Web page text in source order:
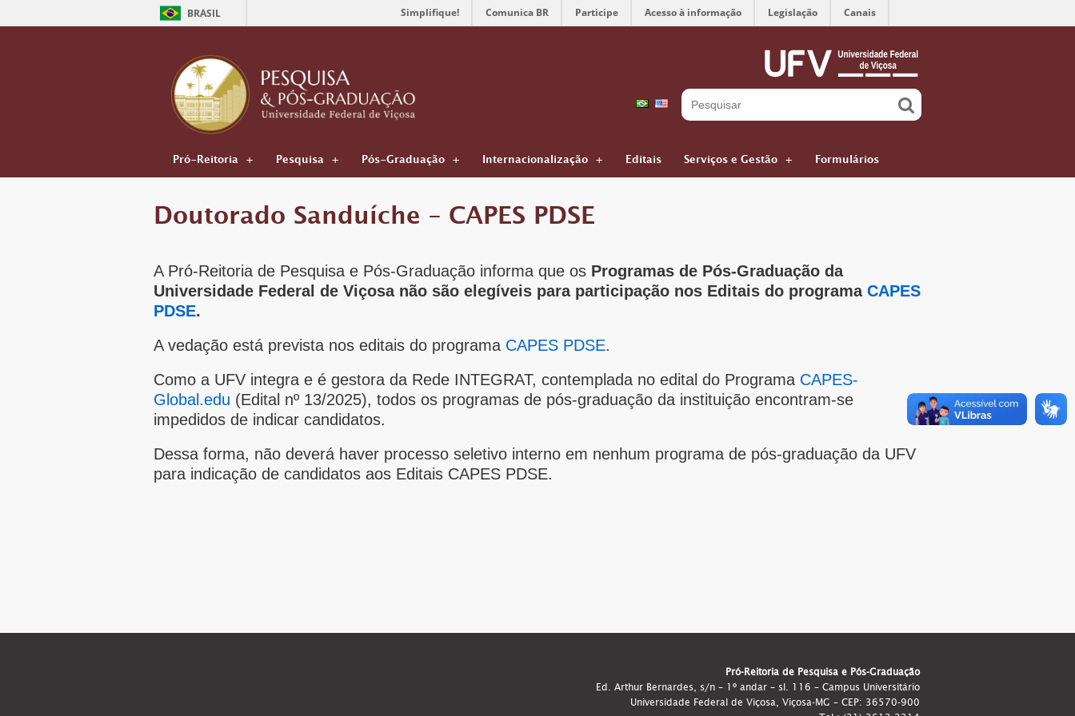
BRASIL Simplifique! Comunica BR Participe Acesso à informação Legislação Canais
Pró-Reitoria Pesquisa Pós-Graduação Internacionalização Editais Serviços e Gestão Formulários
Doutorado Sanduíche – CAPES PDSE
A Pró-Reitoria de Pesquisa e Pós-Graduação informa que os Programas de Pós-Graduação da
Universidade Federal de Viçosa não são elegíveis para participação nos Editais do programa CAPES
PDSE.
A vedação está prevista nos editais do programa CAPES PDSE.
Como a UFV integra e é gestora da Rede INTEGRAT, contemplada no edital do Programa CAPES-
Global.edu (Edital nº 13/2025), todos os programas de pós-graduação da instituição encontram-se
impedidos de indicar candidatos.
Dessa forma, não deverá haver processo seletivo interno em nenhum programa de pós-graduação da UFV
para indicação de candidatos aos Editais CAPES PDSE.
Pró-Reitoria de Pesquisa e Pós-Graduação
Ed. Arthur Bernardes, s/n – 1º andar – sl. 116 – Campus Universitário
Universidade Federal de Viçosa, Viçosa-MG – CEP: 36570-900